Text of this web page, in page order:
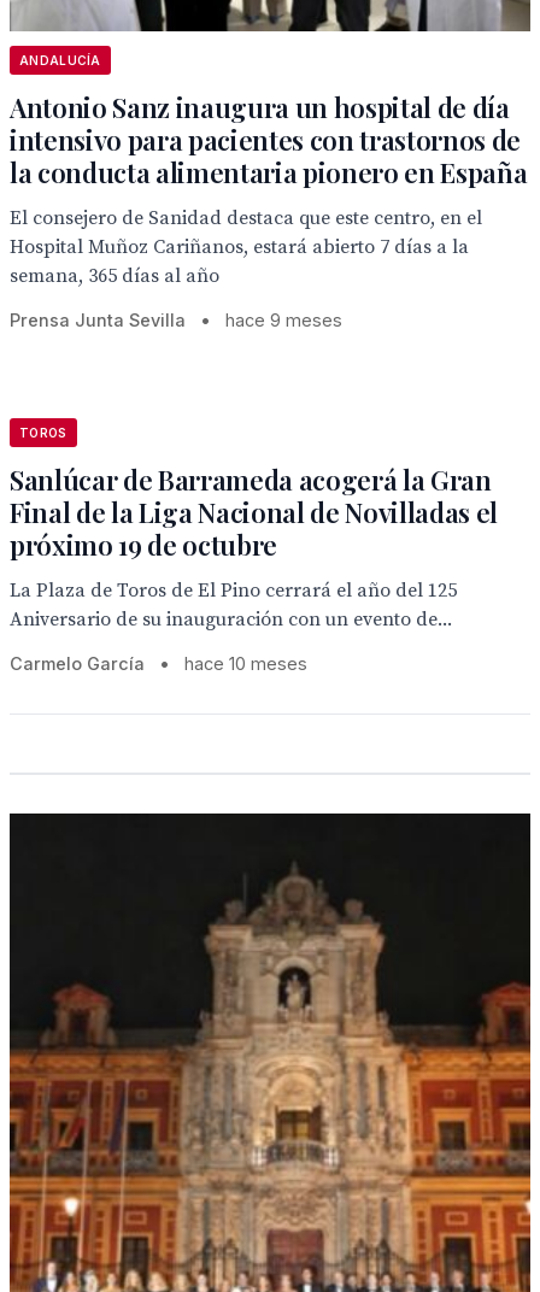
ANDALUCÍA
Antonio Sanz inaugura un hospital de día
intensivo para pacientes con trastornos de
la conducta alimentaria pionero en España
El consejero de Sanidad destaca que este centro, en el
Hospital Muñoz Cariñanos, estará abierto 7 días a la
semana, 365 días al año
Prensa Junta Sevilla • hace 9 meses
TOROS
Sanlúcar de Barrameda acogerá la Gran
Final de la Liga Nacional de Novilladas el
próximo 19 de octubre
La Plaza de Toros de El Pino cerrará el año del 125
Aniversario de su inauguración con un evento de...
Carmelo García • hace 10 meses